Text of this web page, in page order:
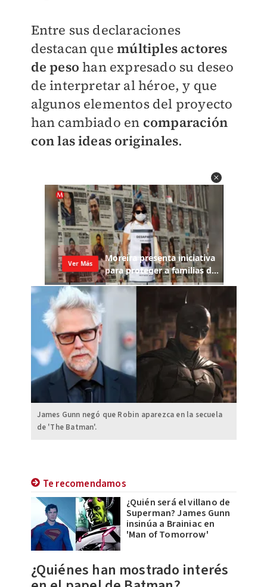
Entre sus declaraciones
destacan quemúltiples actores
de peso han expresado su deseo
de interpretar al héroe, y que
algunos elementos del proyecto
han cambiado en comparación
con las ideas originales.
James Gunn negó que Robin aparezca en la secuela
de 'The Batman'.
Te recomendamos
¿Quién será el villano de
Superman? James Gunn
insinúa a Brainiac en
'Man of Tomorrow'
¿Quiénes han mostrado interés